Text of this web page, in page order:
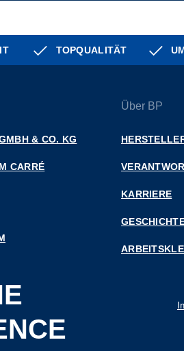
TOPQUALITÄT
& CO. KG
D
Über BP
KARRIERE